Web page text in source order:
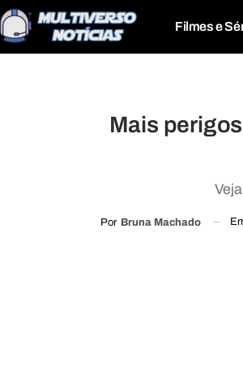
Filmes e
Mais
Por Bruna Machado